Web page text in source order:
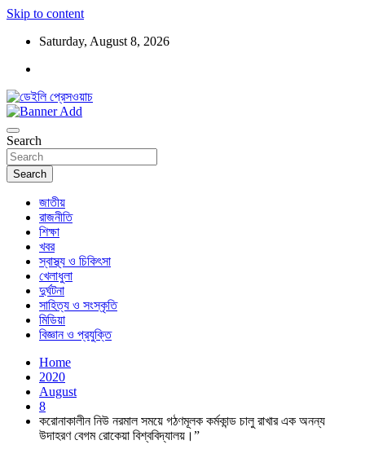
Skip to content
Saturday, August 8, 2026
ডেইলি প্রেসওয়াচ
Search
Search
জাতীয়
রাজনীতি
শিক্ষা
খবর
স্বাস্থ্য ও চিকিৎসা
খেলাধুলা
দুর্ঘটনা
সাহিত্য ও সংস্কৃতি
মিডিয়া
বিজ্ঞান ও প্রযুক্তি
Home
2020
August
8
করোনাকালীন নিউ নরমাল সময়ে গঠণমূলক কর্মকান্ড চালু রাখার এক অনন্য
উদাহরণ বেগম রোকেয়া বিশ্ববিদ্যালয়।”